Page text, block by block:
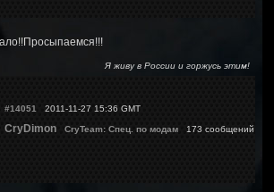
Я живу в России и горжусь этим!
#14051 2011-11-27 15:36 GMT
CryDimon CryTeam: Спец. по модам 173 сообщений